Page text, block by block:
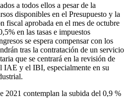
a todos ellos a pesar de la
disponibles en el Presupuesto y la
fiscal aprobada en el mes de octubre
en las tasas e impuestos
se espera compensar con los
tras la contratación de un servicio
que se centrará en la revisión de
IAE y el IBI, especialmente en su
2021 contemplan la subida del 0,9 %